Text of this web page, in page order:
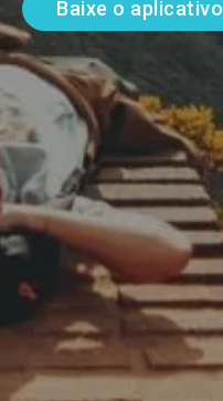
Baixe o aplicativo